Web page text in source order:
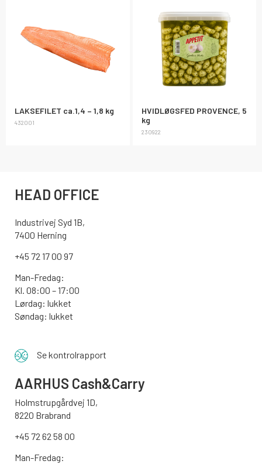
LAKSEFILET ca.1,4 – 1,8 kg
432001
HVIDLØGSFED PROVENCE, 5
kg
230922
HEAD OFFICE
Industrivej Syd 1B,
7400 Herning
+45 72 17 00 97
Man-Fredag:
Kl. 08:00 – 17:00
Lørdag: lukket
Søndag: lukket
Se kontrolrapport
AARHUS Cash&Carry
Holmstrupgårdvej 1D,
8220 Brabrand
+45 72 62 58 00
Man-Fredag: